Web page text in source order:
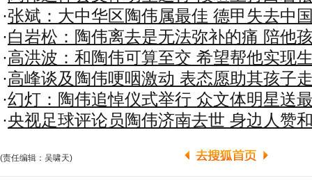
·张斌：大中华区陶伟属最佳 德甲失去中
·白岩松：陶伟离去是无法弥补的痛 陪他
·高洪波：和陶伟可算至交 希望帮他实现
·高峰谈及陶伟哽咽激动 表态愿助其孩子
·幻灯：陶伟追悼仪式举行 众文体明星送
·央视足球评论员陶伟济南去世 身边人赞
(责任编辑：吴啸天)